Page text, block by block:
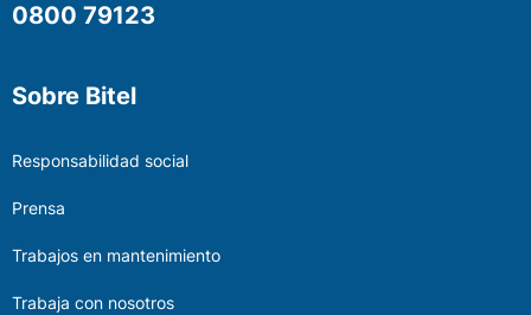
0800 79123
Sobre Bitel
Responsabilidad social
Prensa
Trabajos en mantenimiento
Trabaja con nosotros